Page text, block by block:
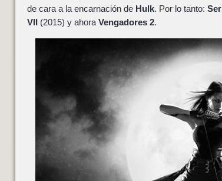
de cara a la encarnación de Hulk. Por lo tanto:
VII(2015) y ahora Vengadores 2.